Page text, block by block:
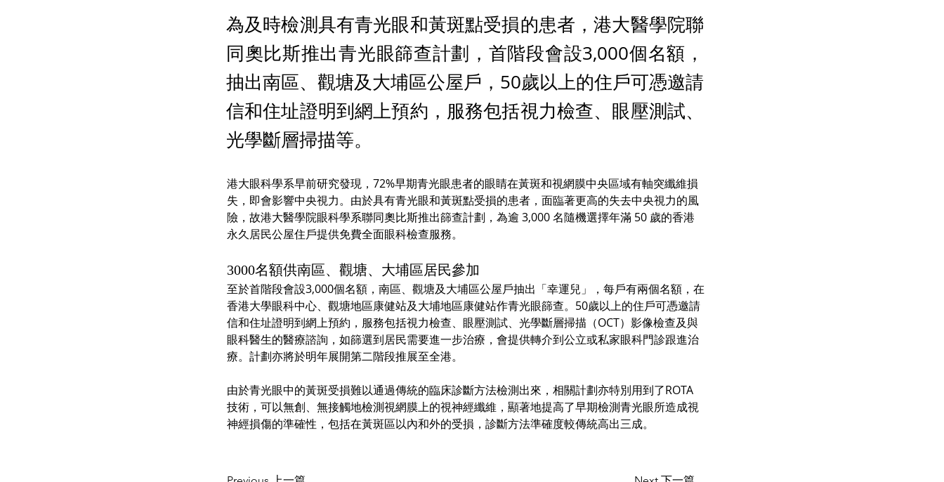
為及時檢測具有青光眼和黃斑點受損的患者，港大醫學院聯
同奧比斯推出青光眼篩查計劃，首階段會設3,000個名額，
抽出南區、觀塘及大埔區公屋戶，50歲以上的住戶可憑邀請
信和住址證明到網上預約，服務包括視力檢查、眼壓測試、
光學斷層掃描等。
港大眼科學系早前研究發現，72%早期青光眼患者的眼睛在黃斑和視網膜中央區域有軸突纖維損
失，即會影響中央視力。由於具有青光眼和黃斑點受損的患者，面臨著更高的失去中央視力的風
險，故港大醫學院眼科學系聯同奧比斯推出篩查計劃，為逾 3,000 名隨機選擇年滿 50 歲的香港
永久居民公屋住戶提供免費全面眼科檢查服務。
3000名額供南區、觀塘、大埔區居民參加
至於首階段會設3,000個名額，南區、觀塘及大埔區公屋戶抽出「幸運兒」，每戶有兩個名額，在
香港大學眼科中心、觀塘地區康健站及大埔地區康健站作青光眼篩查。50歲以上的住戶可憑邀請
信和住址證明到網上預約，服務包括視力檢查、眼壓測試、光學斷層掃描（OCT）影像檢查及與
眼科醫生的醫療諮詢，如篩選到居民需要進一步治療，會提供轉介到公立或私家眼科門診跟進治
療。計劃亦將於明年展開第二階段推展至全港。
由於青光眼中的黃斑受損難以通過傳統的臨床診斷方法檢測出來，相關計劃亦特別用到了ROTA
技術，可以無創、無接觸地檢測視網膜上的視神經纖維，顯著地提高了早期檢測青光眼所造成視
神經損傷的準確性，包括在黃斑區以內和外的受損，診斷方法準確度較傳統高出三成。